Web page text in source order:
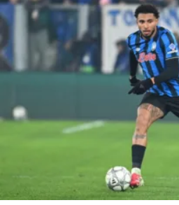
CÓDIGO
DE
INDICAÇÃO
CÓDIGO
BETANO
MELHORES
APPS
CORINTHIANS
SÃO
SANTOS
FLAMENGO
A
LIBERTADORES
BRASIL
LEAGUE
MERCADO
DA
BOLA